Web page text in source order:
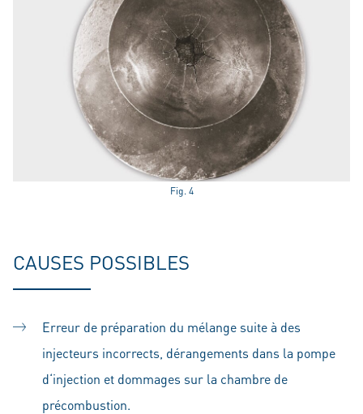
Fig. 4
CAUSES POSSIBLES
Erreur de préparation du mélange suite à des
injecteurs incorrects, dérangements dans la pompe
d‘injection et dommages sur la chambre de
précombustion.